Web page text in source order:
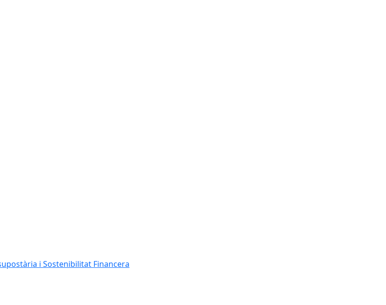
i Sostenibilitat Financera